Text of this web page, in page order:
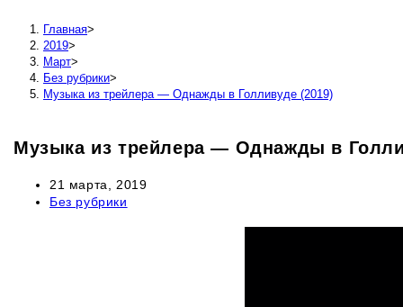
Главная>
2019>
Март>
Без рубрики>
Музыка из трейлера — Однажды в Голливуде (2019)
Музыка из трейлера — Однажды в
Запись
опубликована:
21 марта, 2019
Рубрика
Без рубрики